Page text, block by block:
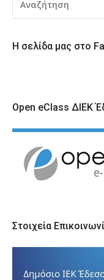
ΓΙΑ:
Η σελίδα μας στο
Open eClass ΔΙΕΚ
Στοιχεία